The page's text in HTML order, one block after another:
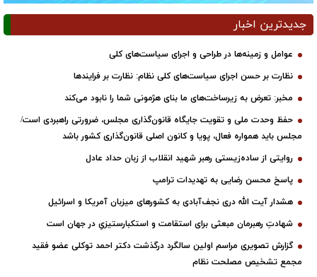
جدیدترین اخبار
عوامل و زمینه‌ها در طراحی و اجرای سیاست‌های کلی
نظارت بر حسن اجرای سیاست‌های کلی نظام: نظارت بر فرایندها
مخبر: تعرض به زیرساخت‌های ما بنای هژمونی شما را نابود می‌کند
حفظ وحدت ملی و تقویت جایگاه قانون‌گذاری مجلس، ضرورتی راهبردی است/
مجلس باید همواره فعال، پویا و کانون اصلی قانون‌گذاری کشور باشد
روایتی از ساده‌زیستی رهبر شهید انقلاب از زبان حداد عادل
پاسخ محسن رضایی به تهدیدات ترامپ
هشدار آیت الله دری نجف‌آبادی به کشورهای میزبان آمریکا و اسرائیل
شهادتِ رهبرمان مبعثی برای استقامت و استکبارستیزیِ در جهان است
گزارش تصویری مراسم اولین سالگرد درگذشت دکتر احمد توکلی عضو فقید
مجمع تشخیص مصلحت نظام